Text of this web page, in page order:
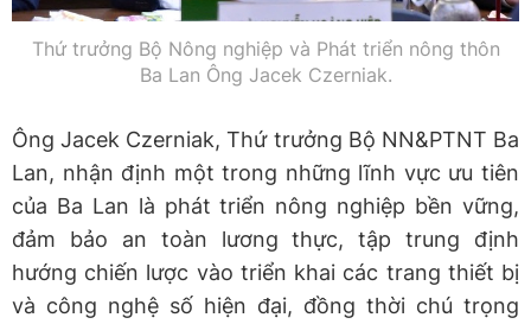
Thứ trưởng Bộ Nông nghiệp và Phát triển nông thôn
Ba Lan Ông Jacek Czerniak.
Ông Jacek Czerniak, Thứ trưởng Bộ NN&PTNT Ba
Lan, nhận định một trong những lĩnh vực ưu tiên
của Ba Lan là phát triển nông nghiệp bền vững,
đảm bảo an toàn lương thực, tập trung định
hướng chiến lược vào triển khai các trang thiết bị
và công nghệ số hiện đại, đồng thời chú trọng